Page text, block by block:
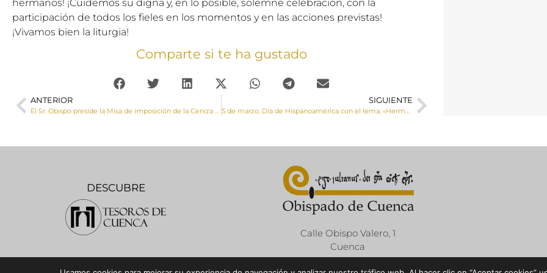
hermanos! ¡Cuidemos su digna y, en lo posible, solemne celebración, con la
participación de todos los fieles en los momentos y en las acciones previstas!
¡Vivamos bien la liturgia!
Comparte si te ha gustado
ANTERIOR
El Sr. Obispo preside la Misa de imposición de la Ceniza de la Junta de Cofradías de la Semana Santa de Cuenca
SIGUIENTE
5 de marzo, Día de Hispanoamérica con el lema, «Hermanos en la fe»
DESCUBRE
Calle Obispo Valero, 1
Cuenca